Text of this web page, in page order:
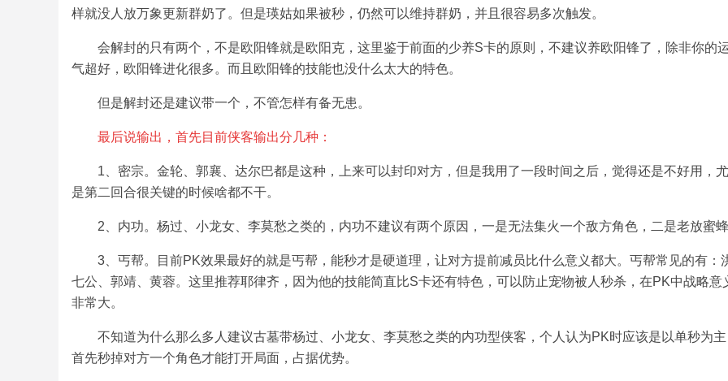
样就没人放万象更新群奶了。但是瑛姑如果被秒，仍然可以维持群奶，并且很容易多次触发。
会解封的只有两个，不是欧阳锋就是欧阳克，这里鉴于前面的少养S卡的原则，不建议养欧阳锋了，除非你的
气超好，欧阳锋进化很多。而且欧阳锋的技能也没什么太大的特色。
但是解封还是建议带一个，不管怎样有备无患。
最后说输出，首先目前侠客输出分几种：
1、密宗。金轮、郭襄、达尔巴都是这种，上来可以封印对方，但是我用了一段时间之后，觉得还是不好用，
是第二回合很关键的时候啥都不干。
2、内功。杨过、小龙女、李莫愁之类的，内功不建议有两个原因，一是无法集火一个敌方角色，二是老放蜜蜂
3、丐帮。目前PK效果最好的就是丐帮，能秒才是硬道理，让对方提前减员比什么意义都大。丐帮常见的有：
七公、郭靖、黄蓉。这里推荐耶律齐，因为他的技能简直比S卡还有特色，可以防止宠物被人秒杀，在PK中战略意
非常大。
不知道为什么那么多人建议古墓带杨过、小龙女、李莫愁之类的内功型侠客， 个人认为PK时应该是以单秒为主
首先秒掉对方一个角色才能打开局面，占据优势。